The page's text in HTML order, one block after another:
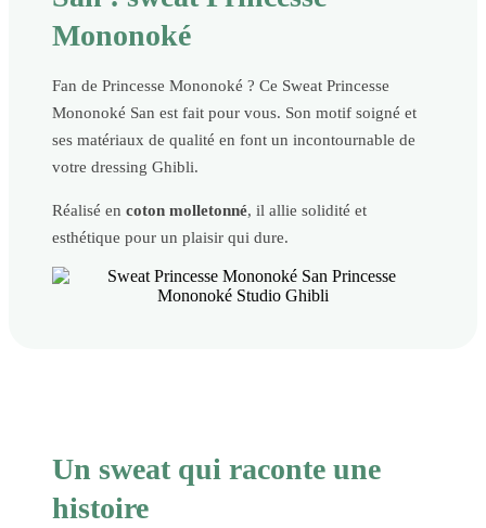
Mononoké
Fan de Princesse Mononoké ? Ce Sweat Princesse
Mononoké San est fait pour vous. Son motif soigné et
ses matériaux de qualité en font un incontournable de
votre dressing Ghibli.
Réalisé en coton molletonné, il allie solidité et
esthétique pour un plaisir qui dure.
Un sweat qui raconte une
histoire